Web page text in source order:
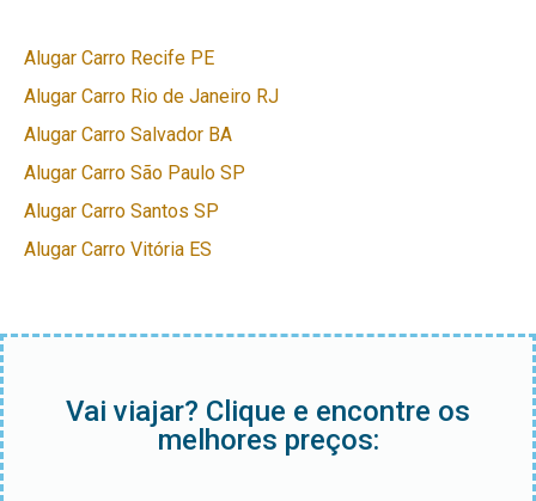
Alugar Carro Recife PE
Alugar Carro Rio de Janeiro RJ
Alugar Carro Salvador BA
Alugar Carro São Paulo SP
Alugar Carro Santos SP
Alugar Carro Vitória ES
Vai viajar? Clique e encontre os
melhores preços: